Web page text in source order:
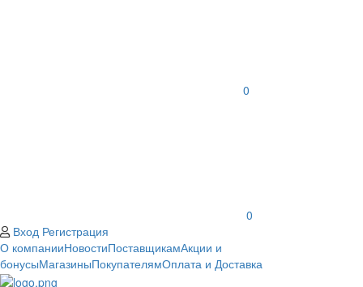
0
0
Вход Регистрация
О компанииНовостиПоставщикамАкции и
бонусыМагазиныПокупателямОплата и Доставка